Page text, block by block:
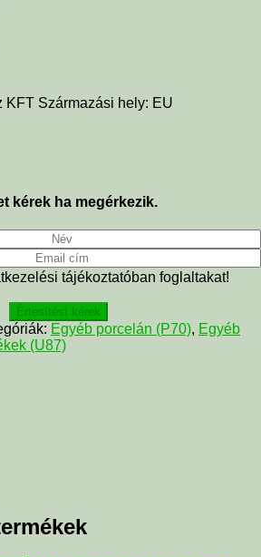
KFT Származási hely: EU
kérek ha megérkezik.
tájékoztatóban foglaltakat!
Értesítést kérek
Egyéb porcelán (P70), Egyéb
(U87)